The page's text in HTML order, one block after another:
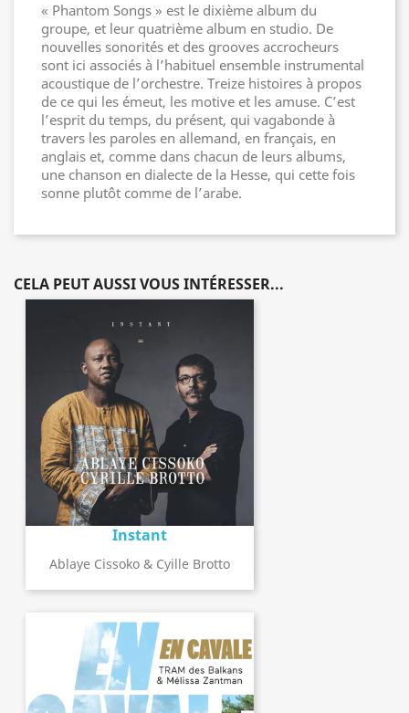
« Phantom Songs » est le dixième album du
groupe, et leur quatrième album en studio. De
nouvelles sonorités et des grooves accrocheurs
sont ici associés à l’habituel ensemble instrumental
acoustique de l’orchestre. Treize histoires à propos
de ce qui les émeut, les motive et les amuse. C’est
l’esprit du temps, du présent, qui vagabonde à
travers les paroles en allemand, en français, en
anglais et, comme dans chacun de leurs albums,
une chanson en dialecte de la Hesse, qui cette fois
sonne plutôt comme de l’arabe.
CELA PEUT AUSSI VOUS INTÉRESSER...
Instant
Ablaye Cissoko & Cyille Brotto